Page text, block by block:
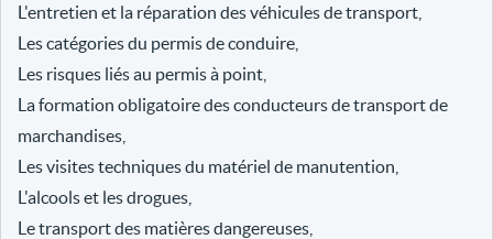
L'entretien et la réparation des véhicules de transport,
Les catégories du permis de conduire,
Les risques liés au permis à point,
La formation obligatoire des conducteurs de transport de
marchandises,
Les visites techniques du matériel de manutention,
L'alcools et les drogues,
Le transport des matières dangereuses,